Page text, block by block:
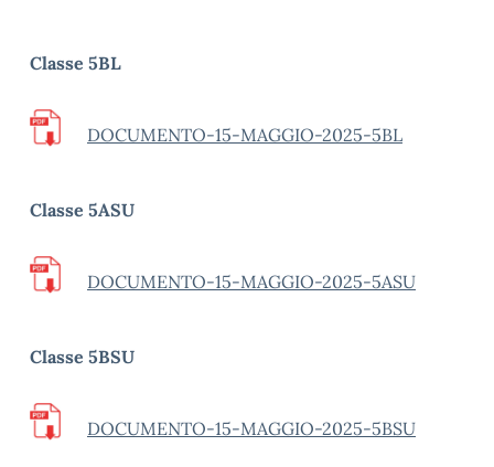
Classe 5BL
DOCUMENTO-15-MAGGIO-2025-5BL
Classe 5ASU
DOCUMENTO-15-MAGGIO-2025-5ASU
Classe 5BSU
DOCUMENTO-15-MAGGIO-2025-5BSU